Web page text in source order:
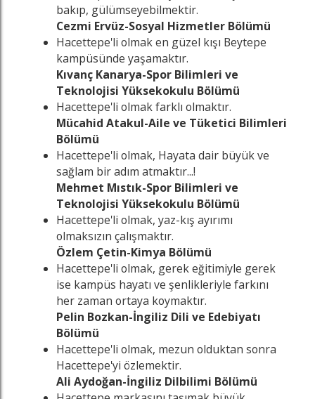
bakıp, gülümseyebilmektir.
Cezmi Ervüz-Sosyal Hizmetler Bölümü
Hacettepe'li olmak en güzel kışı Beytepe
kampüsünde yaşamaktır.
Kıvanç Kanarya-Spor Bilimleri ve
Teknolojisi Yüksekokulu Bölümü
Hacettepe'li olmak farklı olmaktır.
Mücahid Atakul-Aile ve Tüketici Bilimleri
Bölümü
Hacettepe'li olmak, Hayata dair büyük ve
sağlam bir adım atmaktır...!
Mehmet Mıstık-Spor Bilimleri ve
Teknolojisi Yüksekokulu Bölümü
Hacettepe'li olmak, yaz-kış ayırımı
olmaksızın çalışmaktır.
Özlem Çetin-Kimya Bölümü
Hacettepe'li olmak, gerek eğitimiyle gerek
ise kampüs hayatı ve şenlikleriyle farkını
her zaman ortaya koymaktır.
Pelin Bozkan-İngiliz Dili ve Edebiyatı
Bölümü
Hacettepe'li olmak, mezun olduktan sonra
Hacettepe'yi özlemektir.
Ali Aydoğan-İngiliz Dilbilimi Bölümü